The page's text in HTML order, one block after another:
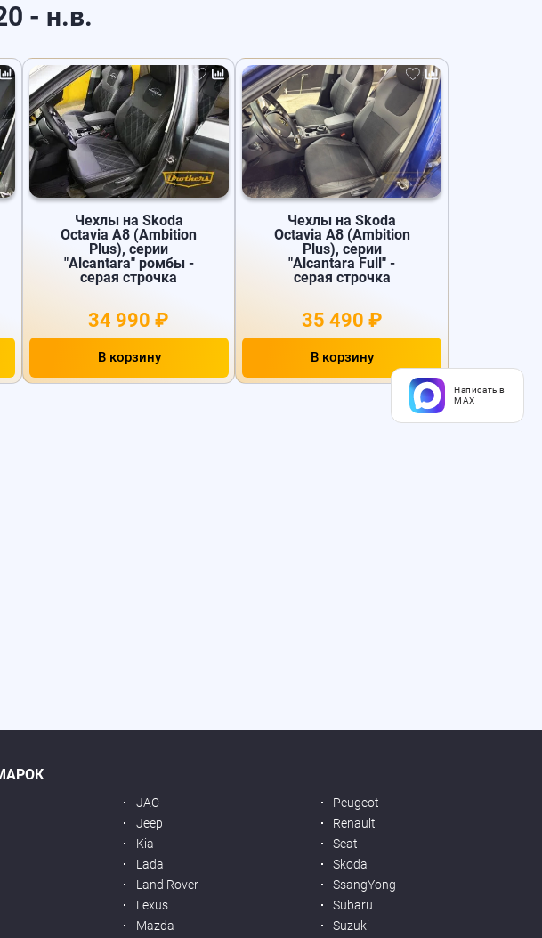
- н.в.
Чехлы на Skoda
Octavia A8 (Ambition
Plus), серии
"Alcantara" ромбы -
серая строчка
34 990 ₽
В корзину
Чехлы на Skoda
Octavia A8 (Ambition
Plus), серии
"Alcantara Full" -
серая строчка
35 490 ₽
В корзину
JAC
Jeep
Kia
Lada
Land Rover
Lexus
Mazda
Peugeot
Renault
Seat
Skoda
SsangYong
Subaru
Suzuki
Написать в
MAX